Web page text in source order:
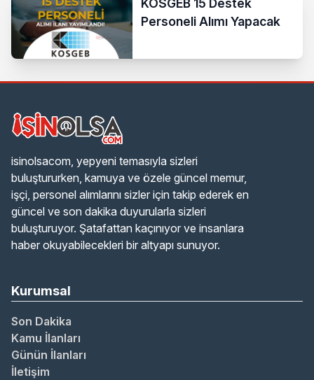
KOSGEB 15 Destek
Personeli Alımı Yapacak
isinolsacom, yepyeni temasıyla sizleri
buluştururken, kamuya ve özele güncel memur,
işçi, personel alımlarını sizler için takip ederek en
güncel ve son dakika duyurularla sizleri
buluşturuyor. Şatafattan kaçınıyor ve insanlara
haber okuyabilecekleri bir altyapı sunuyor.
Kurumsal
Son Dakika
Kamu İlanları
Günün İlanları
İletişim